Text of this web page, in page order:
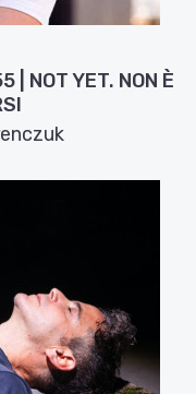
| NOT YET. NON È